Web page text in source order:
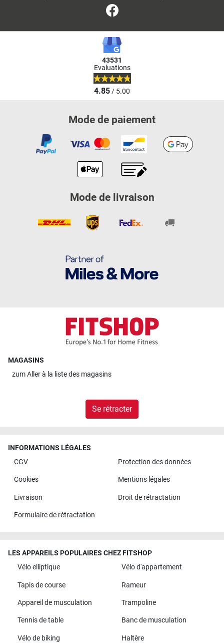
43531
Evaluations
4.85/ 5.00
Mode de paiement
Mode de livraison
MAGASINS
zumAller à la liste des magasins
Se rétracter
INFORMATIONS LÉGALES
CGV
Protection des données
Cookies Mentions légales
Livraison Droit de rétractation
Formulaire de rétractation
LES APPAREILS POPULAIRES CHEZ FITSHOP
Vélo elliptique
Vélo d'appartement
Tapis de course Rameur
Appareil de musculation Trampoline
Tennis de table Banc de musculation
Vélo de biking Haltère